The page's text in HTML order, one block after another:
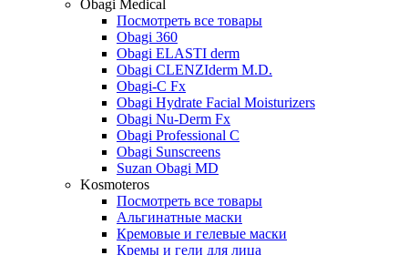
Obagi Medical
Посмотреть все товары
Obagi 360
Obagi ELASTI derm
Obagi CLENZIderm M.D.
Obagi-C Fx
Obagi Hydrate Facial Moisturizers
Obagi Nu-Derm Fx
Obagi Professional C
Obagi Sunscreens
Suzan Obagi MD
Kosmoteros
Посмотреть все товары
Альгинатные маски
Кремовые и гелевые маски
Кремы и гели для лица